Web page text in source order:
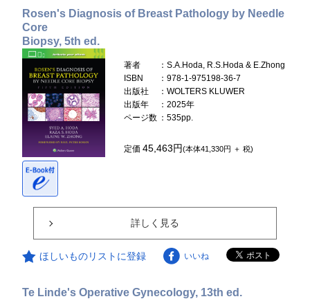
Rosen's Diagnosis of Breast Pathology by Needle
Core
Biopsy, 5th ed.
著者
：S.A.Hoda, R.S.Hoda & E.Zhong
ISBN
：978-1-975198-36-7
出版社
：WOLTERS KLUWER
出版年
：2025年
ページ数 ：535pp.
定価45,463円(本体41,330円 ＋ 税)
詳しく見る
ほしいものリストに登録 いいね
Te Linde's Operative Gynecology, 13th ed.